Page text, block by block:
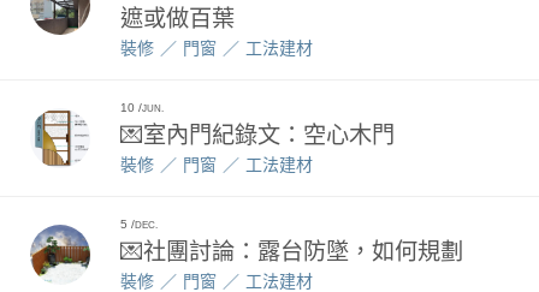
遮或做百葉
裝修 門窗 工法建材
10 JUN.
💌室內門紀錄文：空心木門
裝修 門窗 工法建材
5 DEC.
💌社團討論：露台防墜，如何規劃
裝修 門窗 工法建材